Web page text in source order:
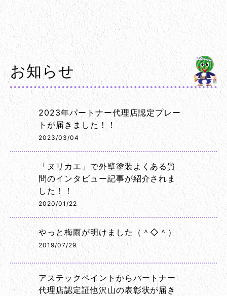
お知らせ
2023年パートナー代理店認定プレー
トが届きました！！
2023/03/04
「ヌリカエ」で外壁塗装よくある質
問のインタビュー記事が紹介されま
した！！
2020/01/22
やっと梅雨が明けました（＾◇＾）
2019/07/29
アステックペイントからパートナー
代理店認定証他沢山の表彰状が届き